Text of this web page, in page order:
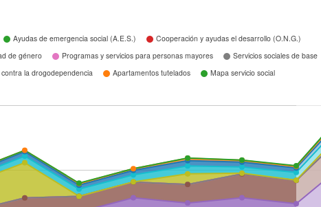
Ayudas de emergencia social (A.E.S.)
Cooperación y ayudas el desarrollo (O.N.G.)
de género Programas y servicios para personas mayores
Servicios sociales de base
la drogodependencia Apartamentos tutelados Mapa servicio social